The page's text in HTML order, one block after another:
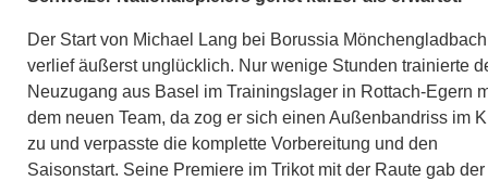
Der Start von Michael Lang bei Borussia Mönchengladbach
verlief äußerst unglücklich. Nur wenige Stunden trainierte
Neuzugang aus Basel im Trainingslager in Rottach-Egern
dem neuen Team, da zog er sich einen Außenbandriss im
zu und verpasste die komplette Vorbereitung und den
Saisonstart. Seine Premiere im Trikot mit der Raute gab der